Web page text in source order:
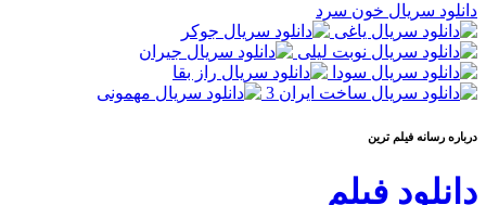
دانلود سریال خون سرد
درباره رسانه فیلم ترین
دانلود فیلم